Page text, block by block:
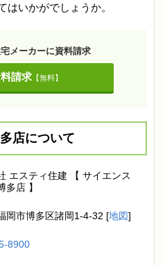
はいかがでしょうか。
メーカーに資料請求
請求【無料】
店について
エスティ住建 【 サイエンス
多店 】
岡市博多区諸岡1-4-32 [地図]
8900